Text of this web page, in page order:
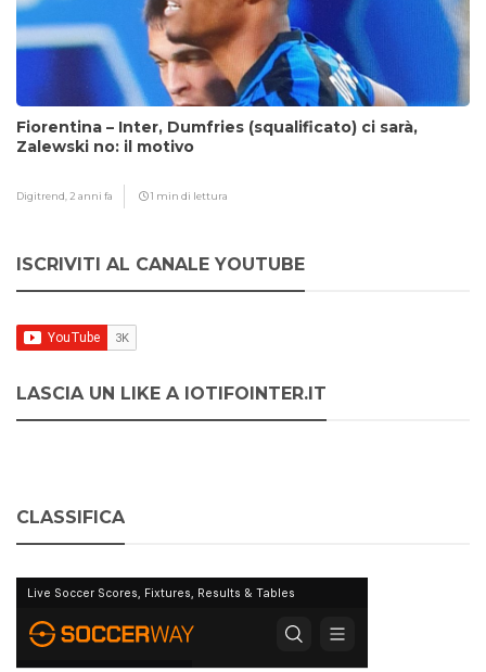
Fiorentina – Inter, Dumfries (squalificato) ci sarà,
Zalewski no: il motivo
Digitrend, 2 anni fa 1 min di lettura
ISCRIVITI AL CANALE YOUTUBE
LASCIA UN LIKE A IOTIFOINTER.IT
CLASSIFICA